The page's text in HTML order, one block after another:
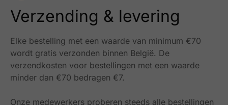
Verzending & levering
Elke bestelling met een waarde van minimum €70
wordt gratis verzonden binnen België. De
verzendkosten voor bestellingen met een waarde
minder dan €70 bedragen €7.
Onze medewerkers proberen steeds alle bestellingen